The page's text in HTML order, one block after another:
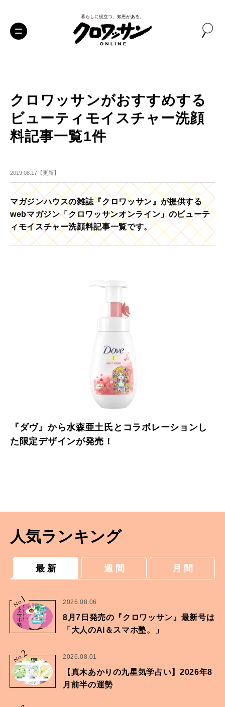
暮らしに役立つ、知恵がある。
クロワッサンがおすすめする
ビューティモイスチャー洗顔
料記事一覧1件
2019.08.17【更新】
マガジンハウスの雑誌『クロワッサン』が提供する
webマガジン「クロワッサンオンライン」のビューテ
ィモイスチャー洗顔料記事一覧です。
『ダヴ』から水森亜土氏とコラボレーションし
た限定デザインが発売！
人気ランキング
最 新 週 間 月 間
No.
1 2026.08.06
8月7日発売の『クロワッサン』最新号は
「大人のAI＆スマホ塾。」
No.2 2026.08.01
【真木あかりの九星気学占い】2026年8
月前半の運勢